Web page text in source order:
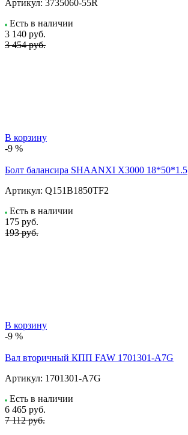
Артикул: 3735060-55R
Есть в наличии
3 140 руб.
3 454 руб.
В корзину
-9 %
Болт балансира SHAANXI Х3000 18*50*1.5
Артикул: Q151B1850TF2
Есть в наличии
175 руб.
193 руб.
В корзину
-9 %
Вал вторичный КПП FAW 1701301-A7G
Артикул: 1701301-A7G
Есть в наличии
6 465 руб.
7 112 руб.